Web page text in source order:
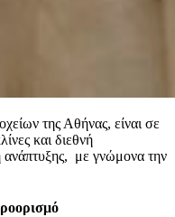
της Αθήνας, είναι σε
και διεθνή
ανάπτυξης, με γνώμονα την